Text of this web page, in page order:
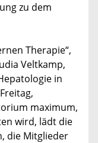
zu dem
Therapie“,
Veltkamp,
in
maximum,
wird, lädt die
die Mitglieder